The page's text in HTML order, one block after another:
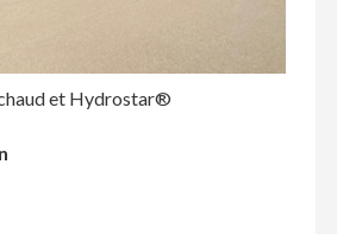
et Hydrostar®